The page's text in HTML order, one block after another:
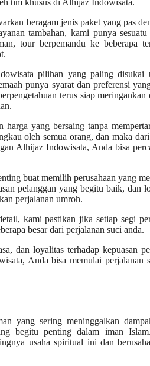
tim khusus di Alhijaz Indowisata.
beragam jenis paket yang pas
tambahan, kami punya
tour berpemandu ke beberapa
pilihan yang paling disukai
punya syarat dan preferensi
terus siap
yang bersaing tanpa
oleh semua orang, dan maka
Alhijaz Indowisata, Anda bisa
buat memilih perusahaan yang
pelanggan yang begitu baik, dan
perjalanan umroh.
kami pastikan jika setiap segi
besar dari perjalanan suci anda.
dan loyalitas terhadap kepuasan
Anda bisa memulai
yang sering meninggalkan
begitu penting dalam iman
usaha spiritual ini dan